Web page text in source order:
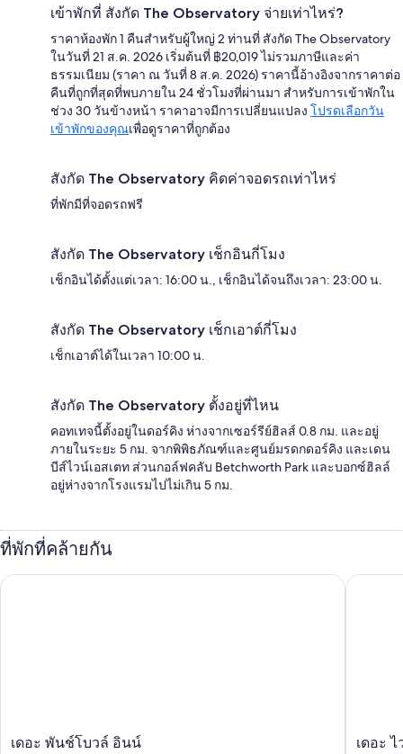
เข้าพักที่ สังกัด The Observatory จ่ายเท่าไหร่?
ราคาห้องพัก 1 คืนสำหรับผู้ใหญ่ 2 ท่านที่ สังกัด The Observatory
ในวันที่ 21 ส.ค. 2026 เริ่มต้นที่ ฿20,019 ไม่รวมภาษีและค่า
ธรรมเนียม (ราคา ณ วันที่ 8 ส.ค. 2026) ราคานี้อ้างอิงจากราคาต่อ
คืนที่ถูกที่สุดที่พบภายใน 24 ชั่วโมงที่ผ่านมา สำหรับการเข้าพักใน
ช่วง 30 วันข้างหน้า ราคาอาจมีการเปลี่ยนแปลง โปรดเลือกวัน
เข้าพักของคุณเพื่อดูราคาที่ถูกต้อง
สังกัด The Observatory คิดค่าจอดรถเท่าไหร่
ที่พักมีที่จอดรถฟรี
สังกัด The Observatory เช็กอินกี่โมง
เช็กอินได้ตั้งแต่เวลา: 16:00 น., เช็กอินได้จนถึงเวลา: 23:00 น.
สังกัด The Observatory เช็กเอาต์กี่โมง
เช็กเอาต์ได้ในเวลา 10:00 น.
สังกัด The Observatory ตั้งอยู่ที่ไหน
คอทเทจนี้ตั้งอยู่ในดอร์คิง ห่างจากเซอร์รีย์ฮิลส์ 0.8 กม. และอยู่
ภายในระยะ 5 กม. จากพิพิธภัณฑ์และศูนย์มรดกดอร์คิง และเดน
บีส์ไวน์เอสเตท ส่วนกอล์ฟคลับ Betchworth Park และบอกซ์ฮิลล์
อยู่ห่างจากโรงแรมไปไม่เกิน 5 กม.
ที่พักที่คล้ายกัน
เดอะ
เดอะ พันช์โบวล์ อินน์
เดอะ พันช์โบวล์ อินน์
เดอะ
เดอะ
เดอะ ไ